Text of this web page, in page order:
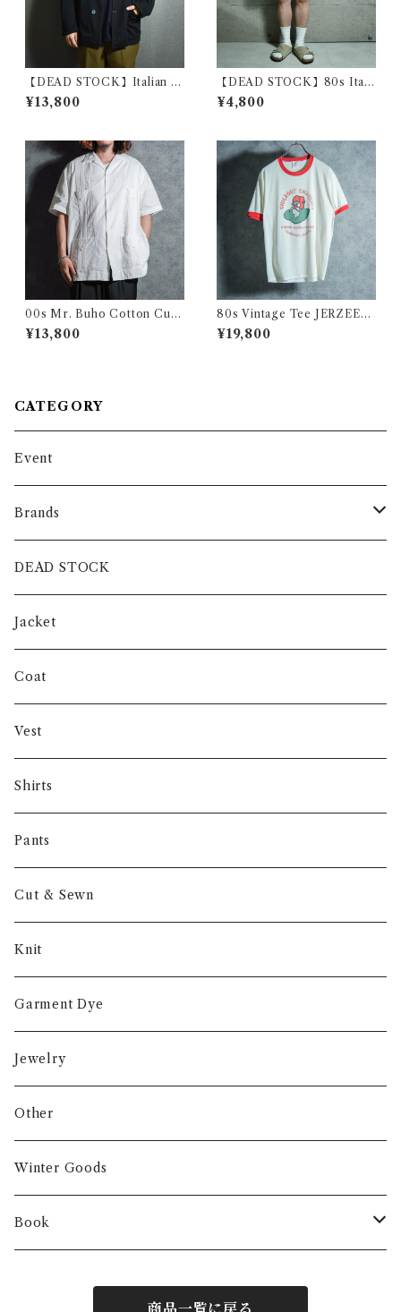
【DEAD STOCK】Italian N
avy Chef Jacket イタリア軍
シェフジャケット コックジャ
¥13,800
【DEAD STOCK】80s Itali
an Army Short Pants イタリ
ア軍 ショートパンツ ツータッ
¥4,800
00s Mr. Buho Cotton Cuba
Shirts.ミスターブーホー コッ
トン キューバシャツ メキシコ
¥13,800
80s Vintage Tee JERZEES
"CHILKOOT CHARLIE'S"
ヴィンテージ Tシャツ チルク
¥19,800
CATEGORY
Event
Brands
intch.
SHUREN
INVERTERE
Gambert
NORIEI
Other
DEAD STOCK
Jacket
Coat
Vest
Shirts
Pants
Cut & Sewn
Knit
Garment Dye
Jewelry
Other
Winter Goods
Book
商品一覧に戻る